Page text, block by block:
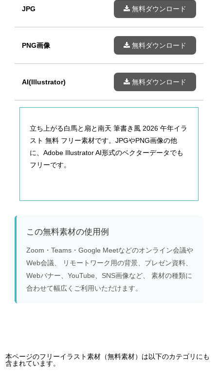
JPG 無料ダウンロード
PNG画像 無料ダウンロード
AI(Illustrator) 無料ダウンロード
立ち上がる白馬と扇と南天 筆書き風 2026 午年イラ
スト 無料 フリー素材です。JPGやPNG画像の他
に、Adobe Illustrator AI形式のベクターデータでも
フリーです。
この無料素材の使用例
Zoom・Teams・Google Meetなどのオンライン会議や
Web会議、 リモートワーク用の背景、プレゼン資料、
Webバナー、YouTube、SNS画像など、 素材の種類に
合わせて幅広くご利用いただけます。
本ページのフリーイラスト素材（無料素材）は以下のカテゴリにも
含まれています。